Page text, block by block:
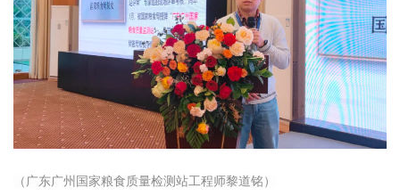
（广东广州国家粮食质量检测站工程师黎道铭）